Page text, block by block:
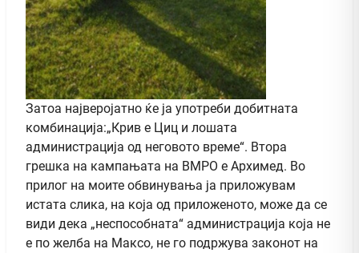
Затоа најверојатно ќе ја употреби добитната
комбинација:„Крив е Циц и лошата
администрација од неговото време“. Втора
грешка на кампањата на ВМРО е Архимед. Во
прилог на моите обвинувања ја приложувам
истата слика, на која од приложеното, може да се
види дека „неспособната“ администрација која не
е по желба на Максо, не го подржува законот на